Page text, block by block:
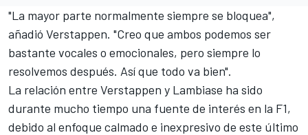
"La mayor parte normalmente siempre se bloquea",
añadió Verstappen. "Creo que ambos podemos ser
bastante vocales o emocionales, pero siempre lo
resolvemos después. Así que todo va bien".
La relación entre Verstappen y Lambiase ha sido
durante mucho tiempo una fuente de interés en la F1,
debido al enfoque calmado e inexpresivo de este último